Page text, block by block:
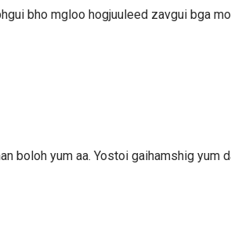
bho mgloo hogjuuleed zavgui bga
boloh yum aa. Yostoi gaihamshig yum